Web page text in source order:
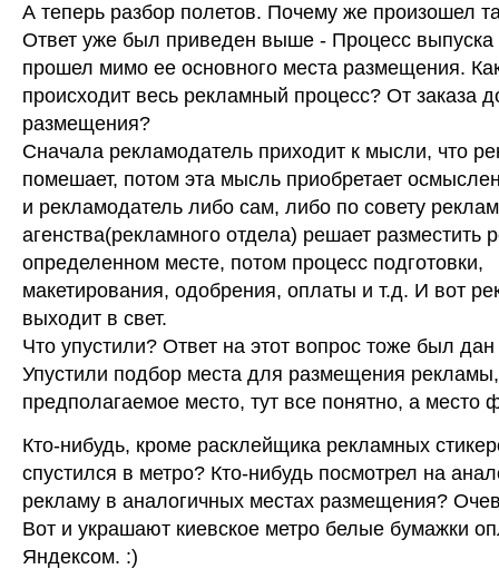
А теперь разбор полетов. Почему же произошел
Ответ уже был приведен выше - Процесс
прошел мимо ее основного места размещения.
происходит весь рекламный процесс? От заказа
размещения?
Сначала рекламодатель приходит к мысли, что
помешает, потом эта мысль приобретает
и рекламодатель либо сам, либо по совету
агенства(рекламного отдела) решает разместить
определенном месте, потом процесс подготовки,
макетирования, одобрения, оплаты и т.д. И вот
выходит в свет.
Что упустили? Ответ на этот вопрос тоже был
Упустили подбор места для размещения рекламы,
предполагаемое место, тут все понятно, а место
Кто-нибудь, кроме расклейщика рекламных
спустился в метро? Кто-нибудь посмотрел на
рекламу в аналогичных местах размещения?
Вот и украшают киевское метро белые бумажки
Яндексом. :)